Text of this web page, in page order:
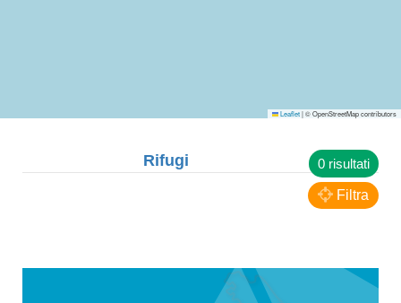
Leaflet|© OpenStreetMap contributors
0 risultati
Rifugi
Filtra